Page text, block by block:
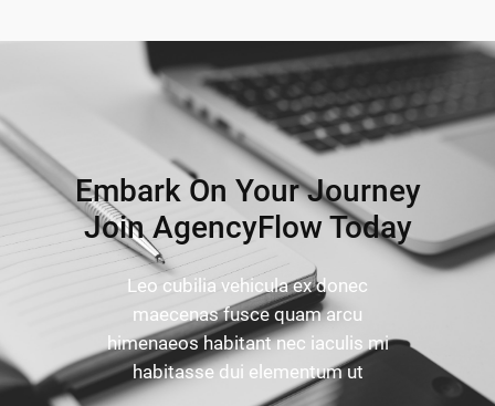
Embark On Your Journey
Join AgencyFlow Today
Leo cubilia vehicula ex donec
maecenas fusce quam arcu
himenaeos habitant nec iaculis mi
habitasse dui elementum ut